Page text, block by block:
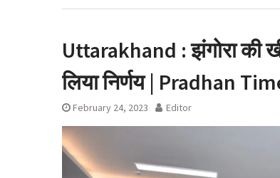
रुख के
लाइसेंस रद्द
Uttarakhand : झंगोरा की
लिया निर्णय | Pradhan
February 24, 2023 Editor